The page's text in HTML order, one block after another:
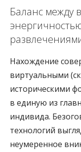
Баланс между
Нахождение
виртуальными
историческими
в единую из
индивида.
технологий
неумеренное